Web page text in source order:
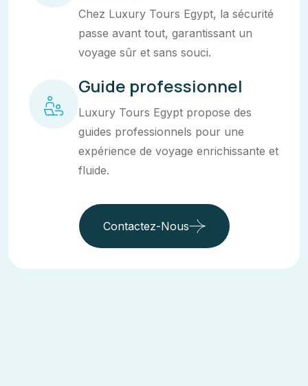
Chez Luxury Tours Egypt, la sécurité
passe avant tout, garantissant un
voyage sûr et sans souci.
Guide professionnel
Luxury Tours Egypt propose des
guides professionnels pour une
expérience de voyage enrichissante et
fluide.
Contactez-Nous